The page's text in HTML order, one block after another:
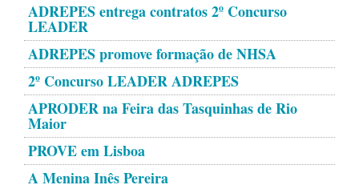
ADREPES entrega contratos 2º Concurso
LEADER
ADREPES promove formação de NHSA
2º Concurso LEADER ADREPES
APRODER na Feira das Tasquinhas de Rio
Maior
PROVE em Lisboa
A Menina Inês Pereira